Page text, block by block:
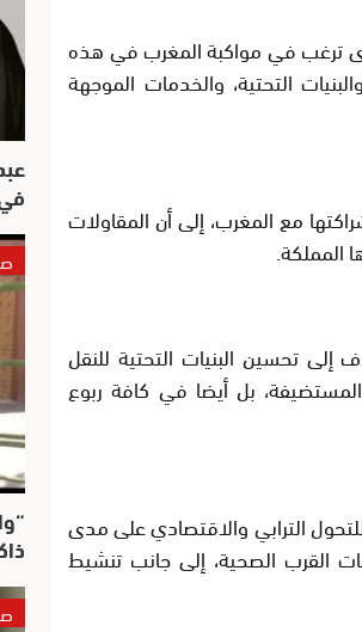
ترغب في مواكبة المغرب في هذه
التحتية، والخدمات الموجهة
مع المغرب، إلى أن المقاولات
المملكة.
رافعة للتنمية تهدف إلى تحسين البنيات التحتية للنقل
بل أيضا في كافة ربوع
للتحول الترابي والاقتصادي على مدى
القرب الصحية، إلى جانب تنشيط